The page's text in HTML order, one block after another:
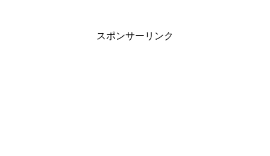
スポンサーリンク